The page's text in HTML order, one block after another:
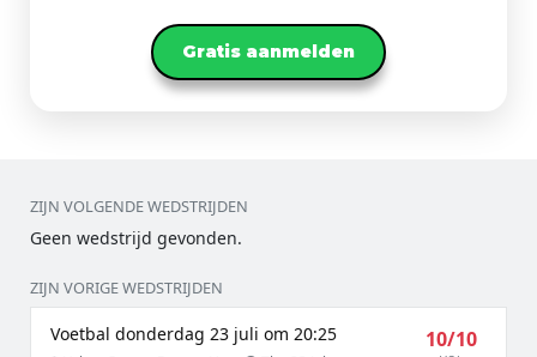
Gratis aanmelden
ZIJN VOLGENDE WEDSTRIJDEN
Geen wedstrijd gevonden.
ZIJN VORIGE WEDSTRIJDEN
Voetbal donderdag 23 juli om 20:25 10/10